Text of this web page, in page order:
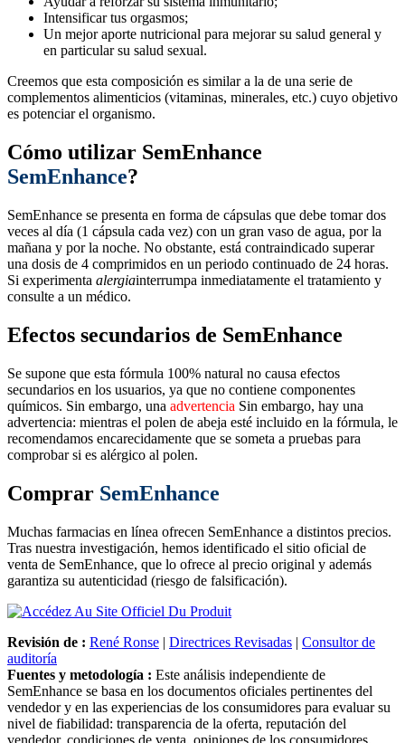
Intensificar tus orgasmos;
Un mejor aporte nutricional para mejorar su salud general y
en particular su salud sexual.
Creemos que esta composición es similar a la de una serie de
complementos alimenticios (vitaminas, minerales, etc.) cuyo objetivo
es potenciar el organismo.
Cómo utilizar SemEnhance
SemEnhance?
SemEnhance se presenta en forma de cápsulas que debe tomar dos
veces al día (1 cápsula cada vez) con un gran vaso de agua, por la
mañana y por la noche. No obstante, está contraindicado superar
una dosis de 4 comprimidos en un periodo continuado de 24 horas.
Si experimenta alergiainterrumpa inmediatamente el tratamiento y
consulte a un médico.
Efectos secundarios de SemEnhance
Se supone que esta fórmula 100% natural no causa efectos
secundarios en los usuarios, ya que no contiene componentes
químicos. Sin embargo, una advertencia Sin embargo, hay una
advertencia: mientras el polen de abeja esté incluido en la fórmula, le
recomendamos encarecidamente que se someta a pruebas para
comprobar si es alérgico al polen.
Comprar SemEnhance
Muchas farmacias en línea ofrecen SemEnhance a distintos precios.
Tras nuestra investigación, hemos identificado el sitio oficial de
venta de SemEnhance, que lo ofrece al precio original y además
garantiza su autenticidad (riesgo de falsificación).
Revisión de : René Ronse | Directrices Revisadas | Consultor de
auditoría
Fuentes y metodología : Este análisis independiente de
SemEnhance se basa en los documentos oficiales pertinentes del
vendedor y en las experiencias de los consumidores para evaluar su
nivel de fiabilidad: transparencia de la oferta, reputación del
vendedor, condiciones de venta, opiniones de los consumidores,